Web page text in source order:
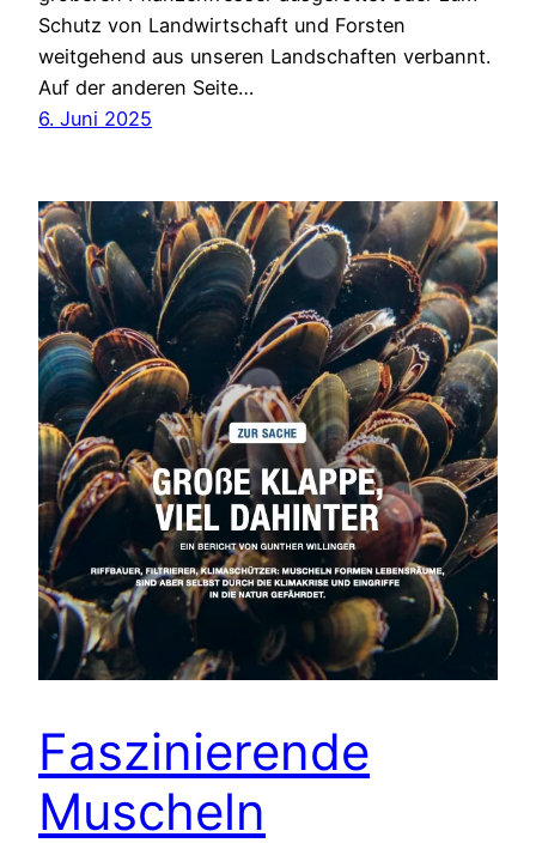
Schutz von Landwirtschaft und Forsten
weitgehend aus unseren Landschaften verbannt.
Auf der anderen Seite…
6. Juni 2025
Faszinierende
Muscheln